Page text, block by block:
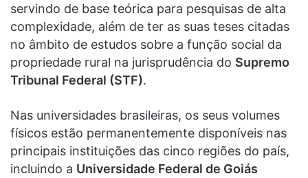
servindo de base teórica para pesquisas de alta
complexidade, além de ter as suas teses citadas
no âmbito de estudos sobre a função social da
propriedade rural na jurisprudência do Supremo
Tribunal Federal (STF).
Nas universidades brasileiras, os seus volumes
físicos estão permanentemente disponíveis nas
principais instituições das cinco regiões do país,
incluindo a Universidade Federal de Goiás